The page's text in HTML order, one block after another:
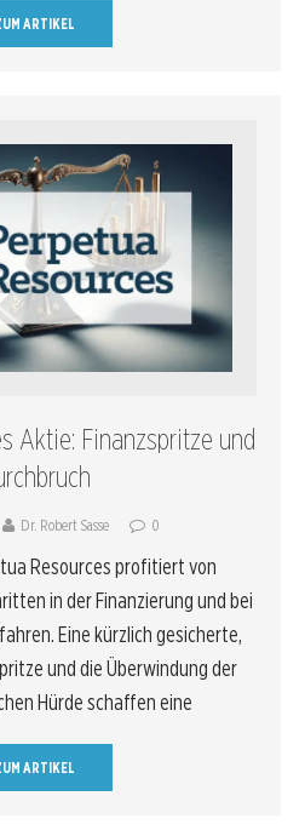
ARTIKEL
Aktie: Finanzspritze und
Dr. Robert Sasse 0
Resources profitiert von
in der Finanzierung und bei
Eine kürzlich gesicherte,
und die Überwindung der
Hürde schaffen eine
ARTIKEL